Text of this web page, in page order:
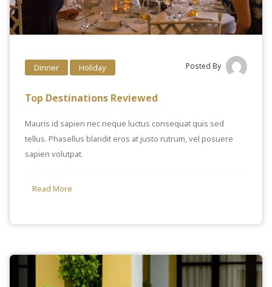
Dinner Holiday Posted By
Top Destinations Reviewed
Mauris id sapien nec neque luctus consequat quis sed
tellus. Phasellus blandit eros at justo rutrum, vel posuere
sapien volutpat.
Read More